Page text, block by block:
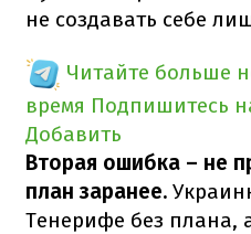
не создавать себе
Читайте больше
время Подпишитесь
Добавить
Вторая ошибка – не
план заранее.
Тенерифе без плана,